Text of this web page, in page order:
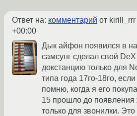
Ответ на: комментарий от kirill_rrr
+00:00
Дык айфон появился в
самсунг сделал свой
докстанцию только для
типа года 17го-18го,
помню, когда я его
15 прошло до появления
только для звонилки.